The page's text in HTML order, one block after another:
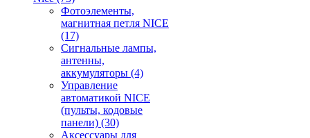
Фотоэлементы,
магнитная петля NICE
(17)
Сигнальные лампы,
антенны,
аккумуляторы (4)
Управление
автоматикой NICE
(пульты, кодовые
панели) (30)
Аксессуары для